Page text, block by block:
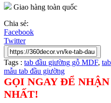
Giao hàng toàn quốc
Chia sẻ:
Facebook
Twitter
Tags : tab đầu giường gỗ MDF,
mẫu tab đầu giường
GỌI NGAY ĐỂ
NHẤT!